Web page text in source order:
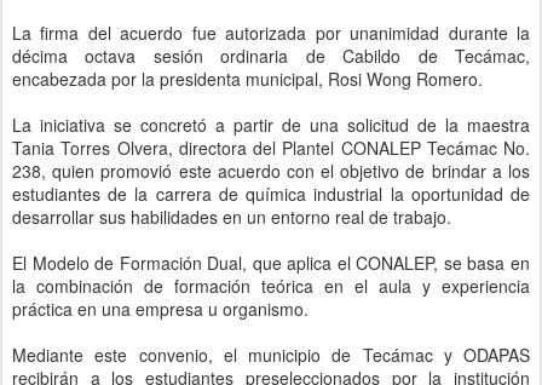
La firma del acuerdo fue autorizada por unanimidad durante la
décima octava sesión ordinaria de Cabildo de Tecámac,
encabezada por la presidenta municipal, Rosi Wong Romero.
La iniciativa se concretó a partir de una solicitud de la maestra
Tania Torres Olvera, directora del Plantel CONALEP Tecámac No.
238, quien promovió este acuerdo con el objetivo de brindar a los
estudiantes de la carrera de química industrial la oportunidad de
desarrollar sus habilidades en un entorno real de trabajo.
El Modelo de Formación Dual, que aplica el CONALEP, se basa en
la combinación de formación teórica en el aula y experiencia
práctica en una empresa u organismo.
Mediante este convenio, el municipio de Tecámac y ODAPAS
recibirán a los estudiantes preseleccionados por la institución